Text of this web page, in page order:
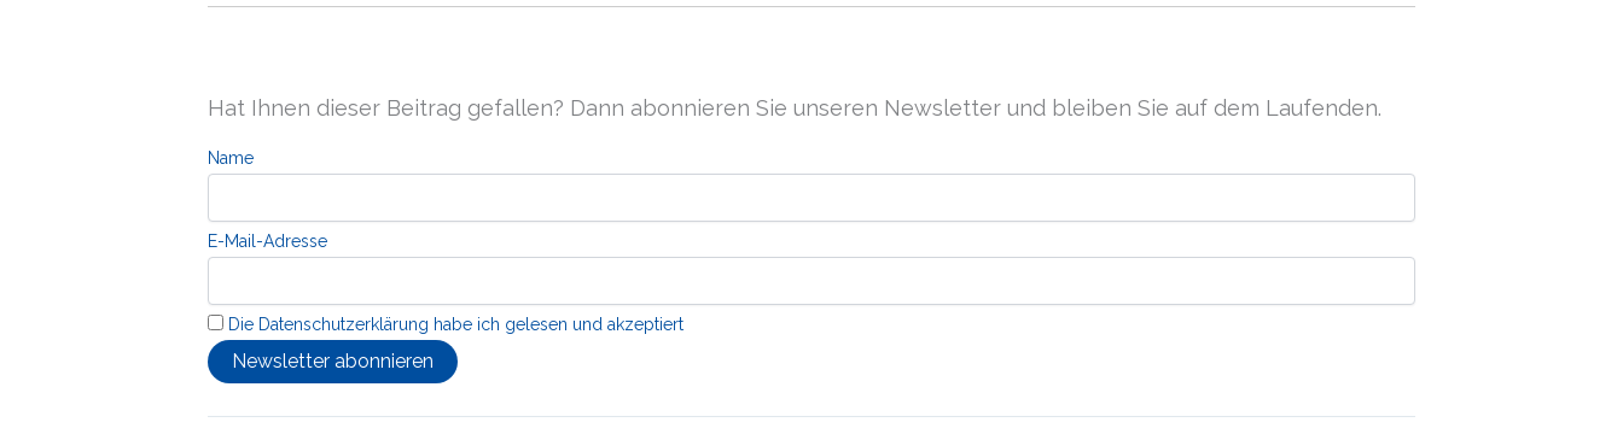
Hat Ihnen dieser Beitrag gefallen? Dann abonnieren Sie unseren Newsletter und bleiben Sie auf dem Laufenden.
Name
E-Mail-Adresse
Die Datenschutzerklärung habe ich gelesen und akzeptiert